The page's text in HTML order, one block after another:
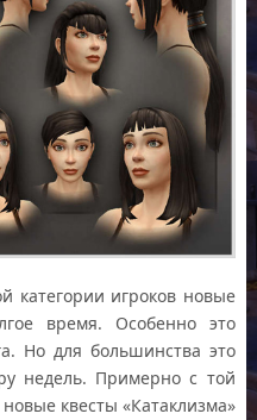
категории игроков новые
время. Особенно это
Но для большинства это
недель. Примерно с той
квесты «Катаклизма»